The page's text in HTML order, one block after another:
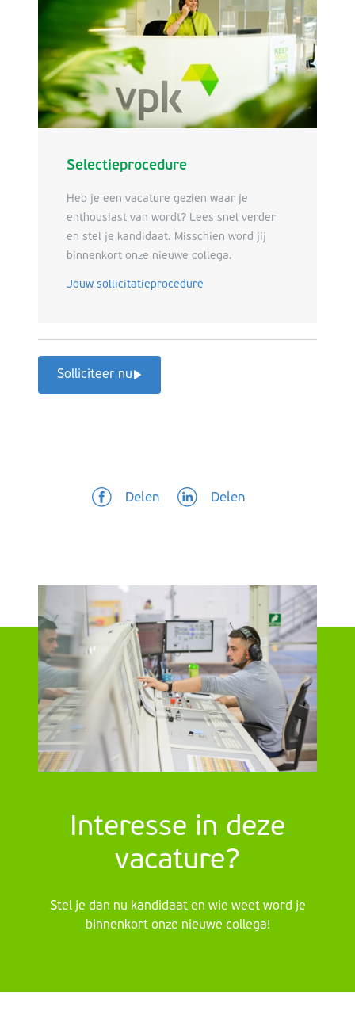
Selectieprocedure
Heb je een vacature gezien waar je
enthousiast van wordt? Lees snel verder
en stel je kandidaat. Misschien word jij
binnenkort onze nieuwe collega.
Jouw sollicitatieprocedure
Solliciteer nu
Delen Delen
Interesse in deze
vacature?
Stel je dan nu kandidaat en wie weet word je
binnenkort onze nieuwe collega!